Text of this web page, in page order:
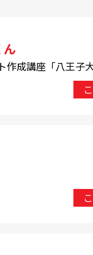
ん
成講座「八王子